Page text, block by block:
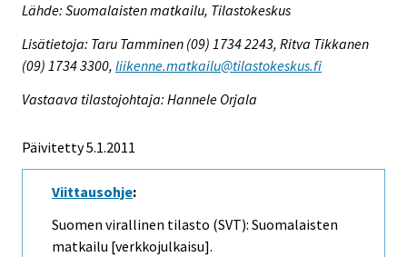
Lähde: Suomalaisten matkailu, Tilastokeskus
Lisätietoja: Taru Tamminen (09) 1734 2243, Ritva Tikkanen
(09) 1734 3300, liikenne.matkailu@tilastokeskus.fi
Vastaava tilastojohtaja: Hannele Orjala
Päivitetty 5.1.2011
Viittausohje:
Suomen virallinen tilasto (SVT): Suomalaisten
matkailu [verkkojulkaisu].